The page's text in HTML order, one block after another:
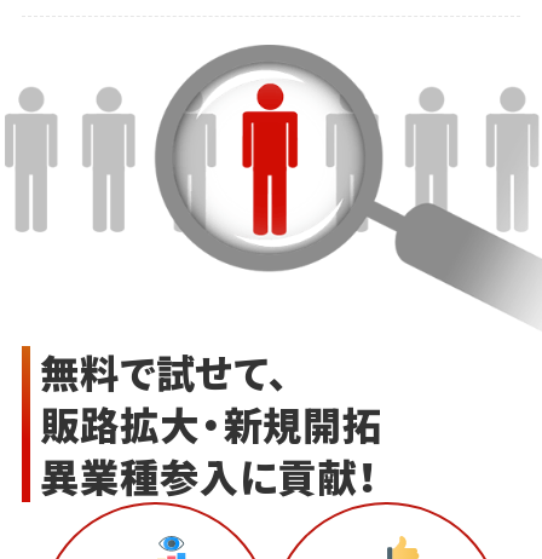
無料で試せて、
販路拡大・新規開拓
異業種参入に貢献！